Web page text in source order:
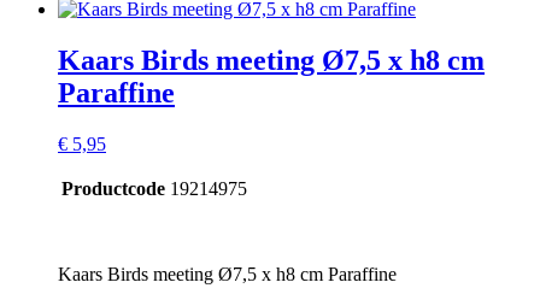
Kaars Birds meeting Ø7,5 x h8 cm
Paraffine
€ 5,95
Productcode 19214975
Kaars Birds meeting Ø7,5 x h8 cm Paraffine